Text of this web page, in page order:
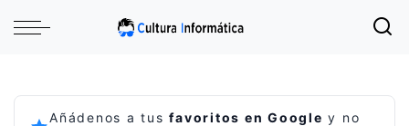
Añádenos a tusfavoritos en Google y no